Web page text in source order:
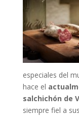
especiales del
hace el
salchichón de
siempre fiel a